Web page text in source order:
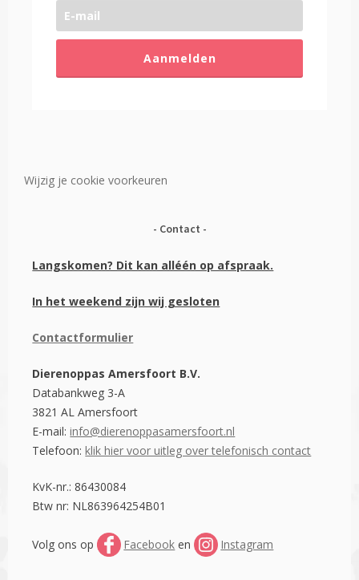
Aanmelden
Wijzig je cookie voorkeuren
Contact
Langskomen? Dit kan alléén op afspraak.
In het weekend zijn wij gesloten
Contactformulier
Dierenoppas Amersfoort B.V.
Databankweg 3-A
3821 AL Amersfoort
E-mail:info@dierenoppasamersfoort.nl
Telefoon:klik hier voor uitleg over telefonisch contact
KvK-nr.: 86430084
Btw nr: NL863964254B01
Volg ons op Facebook en Instagram